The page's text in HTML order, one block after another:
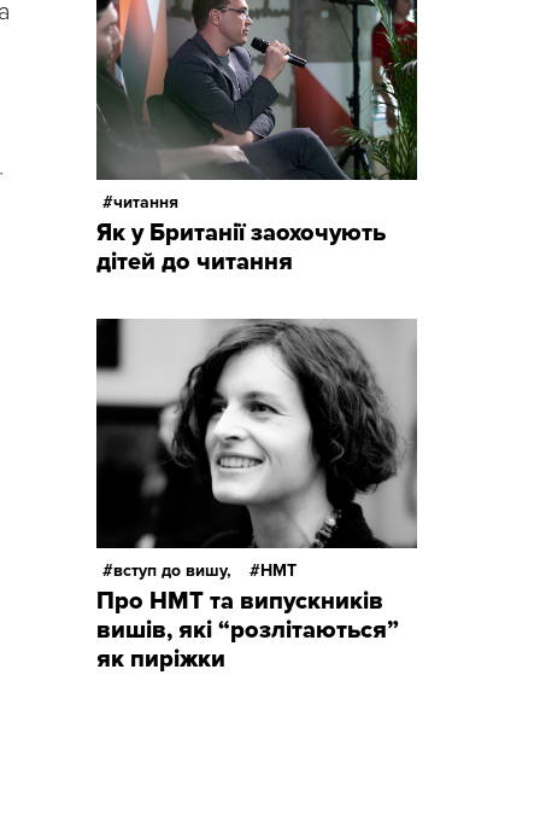
читання
Як у Британії заохочують
дітей до читання
вступ до вишу, НМТ
Про НМТ та випускників
вишів, які “розлітаються”
як пиріжки